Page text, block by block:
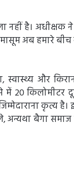
नहीं है। अधीक्षक
अब हमारे बीच
और
में 20 किलोमीटर
कृत्य
अन्यथा बैगा